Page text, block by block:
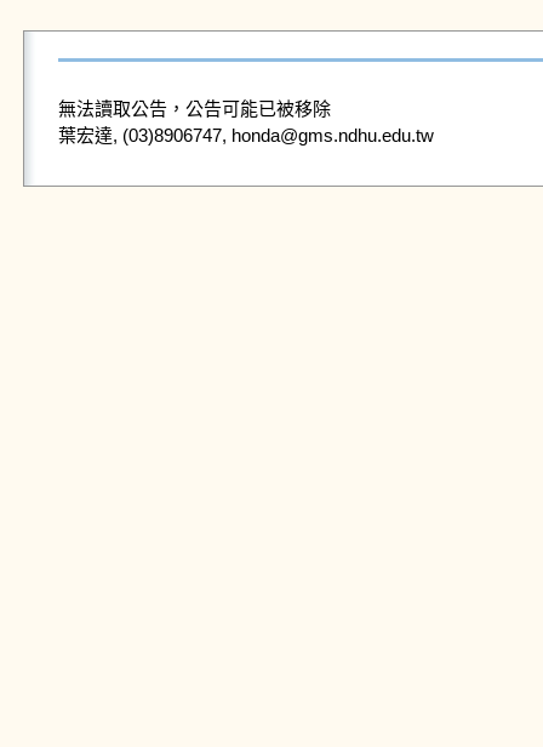
無法讀取公告，公告可能已被移除
葉宏達, (03)8906747, honda@gms.ndhu.edu.tw